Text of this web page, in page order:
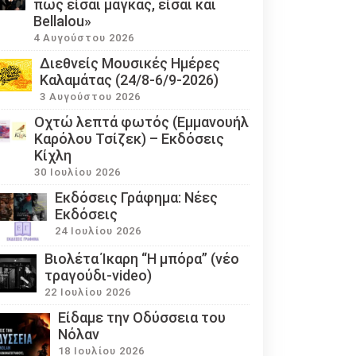
πως είσαι μάγκας, είσαι και
Bellalou»
4 Αυγούστου 2026
Διεθνείς Μουσικές Ημέρες
Καλαμάτας (24/8-6/9-2026)
3 Αυγούστου 2026
Οχτώ λεπτά φωτός (Εμμανουήλ
Καρόλου Τσίζεκ) – Εκδόσεις
Κίχλη
30 Ιουλίου 2026
Εκδόσεις Γράφημα: Νέες
Εκδόσεις
24 Ιουλίου 2026
Βιολέτα Ίκαρη “Η μπόρα” (νέο
τραγούδι-video)
22 Ιουλίου 2026
Eίδαμε την Οδύσσεια του
Νόλαν
18 Ιουλίου 2026